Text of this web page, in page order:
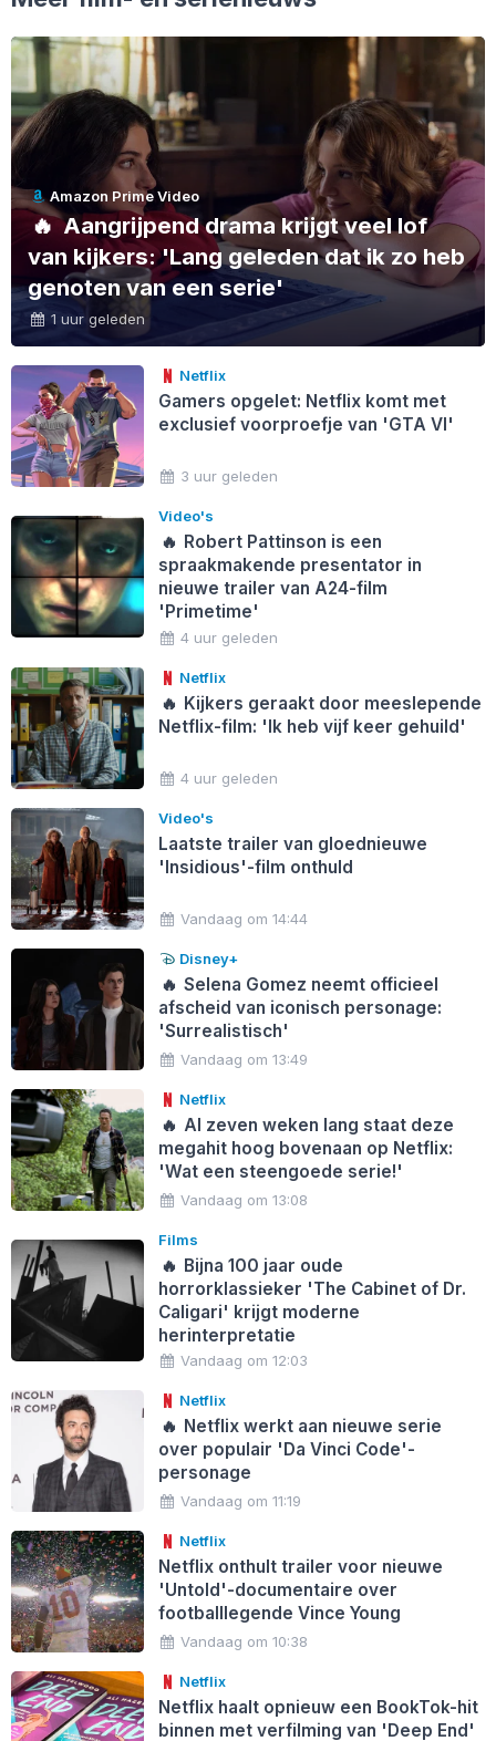
Amazon Prime Video
🔥Aangrijpend drama krijgt veel lof
van kijkers: 'Lang geleden dat ik zo heb
genoten van een serie'
1 uur geleden
Netflix
Gamers opgelet: Netflix komt met
exclusief voorproefje van 'GTA VI'
3 uur geleden
Video's
🔥 Robert Pattinson is een
spraakmakende presentator in
nieuwe trailer van A24-film
'Primetime'
4 uur geleden
Netflix
🔥 Kijkers geraakt door meeslepende
Netflix-film: 'Ik heb vijf keer gehuild'
4 uur geleden
Video's
Laatste trailer van gloednieuwe
'Insidious'-film onthuld
Vandaag om 14:44
Disney+
🔥 Selena Gomez neemt officieel
afscheid van iconisch personage:
'Surrealistisch'
Vandaag om 13:49
Netflix
🔥 Al zeven weken lang staat deze
megahit hoog bovenaan op Netflix:
'Wat een steengoede serie!'
Vandaag om 13:08
Films
🔥 Bijna 100 jaar oude
horrorklassieker 'The Cabinet of Dr.
Caligari' krijgt moderne
herinterpretatie
Vandaag om 12:03
Netflix
🔥 Netflix werkt aan nieuwe serie
over populair 'Da Vinci Code'-
personage
Vandaag om 11:19
Netflix
Netflix onthult trailer voor nieuwe
'Untold'-documentaire over
footballlegende Vince Young
Vandaag om 10:38
Netflix
Netflix haalt opnieuw een BookTok-hit
binnen met verfilming van 'Deep End'